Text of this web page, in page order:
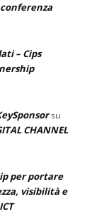
– Cips
su
CHANNEL
per portare
visibilità e